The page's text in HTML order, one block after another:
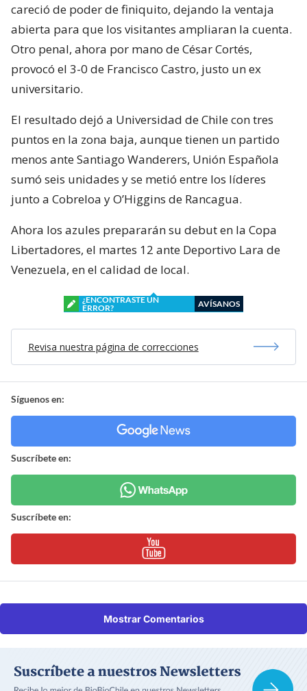
careció de poder de finiquito, dejando la ventaja
abierta para que los visitantes ampliaran la cuenta.
Otro penal, ahora por mano de César Cortés,
provocó el 3-0 de Francisco Castro, justo un ex
universitario.
El resultado dejó a Universidad de Chile con tres
puntos en la zona baja, aunque tienen un partido
menos ante Santiago Wanderers, Unión Española
sumó seis unidades y se metió entre los líderes
junto a Cobreloa y O’Higgins de Rancagua.
Ahora los azules prepararán su debut en la Copa
Libertadores, el martes 12 ante Deportivo Lara de
Venezuela, en el calidad de local.
¿ENCONTRASTE UN
ERROR?
AVÍSANOS
Revisa nuestra página de correcciones
Síguenos en:
Suscríbete en:
Suscríbete en:
Mostrar Comentarios